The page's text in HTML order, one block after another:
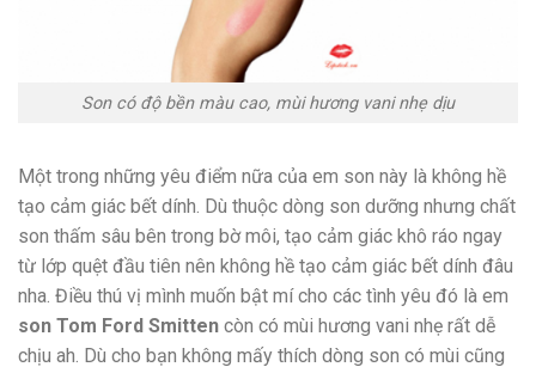
Son có độ bền màu cao, mùi hương vani nhẹ dịu
Một trong những yêu điểm nữa của em son này là không hề
tạo cảm giác bết dính. Dù thuộc dòng son dưỡng nhưng chất
son thấm sâu bên trong bờ môi, tạo cảm giác khô ráo ngay
từ lớp quệt đầu tiên nên không hề tạo cảm giác bết dính đâu
nha. Điều thú vị mình muốn bật mí cho các tình yêu đó là em
son Tom Ford Smitten còn có mùi hương vani nhẹ rất dễ
chịu ah. Dù cho bạn không mấy thích dòng son có mùi cũng